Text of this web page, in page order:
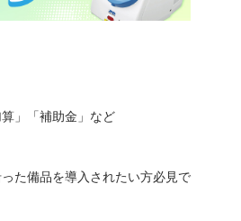
」「補助金」など
た備品を導入されたい方必見で